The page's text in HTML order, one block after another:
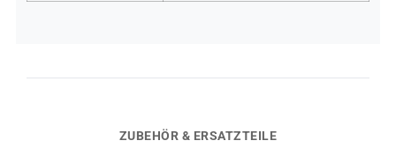
ZUBEHÖR & ERSATZTEILE